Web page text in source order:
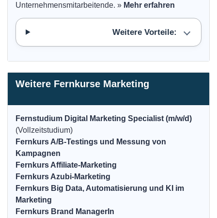
Unternehmensmitarbeitende. » Mehr erfahren
Weitere Vorteile:
Weitere Fernkurse Marketing
Fernstudium Digital Marketing Specialist (m/w/d)
(Vollzeitstudium)
Fernkurs A/B-Testings und Messung von
Kampagnen
Fernkurs Affiliate-Marketing
Fernkurs Azubi-Marketing
Fernkurs Big Data, Automatisierung und KI im
Marketing
Fernkurs Brand ManagerIn